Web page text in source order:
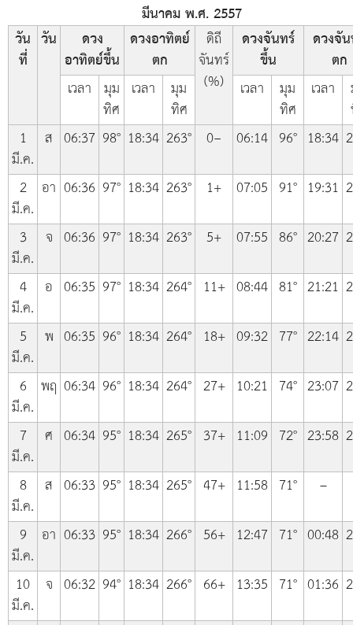
มีนาคม พ.ศ. 2557
วัน
ที่
วัน ดวง
อาทิตย์ขึ้น
ดวงอาทิตย์
ตก
ดิถี
จันทร์
(%)
ดวงจันทร์
ขึ้น
ดวงจั
ตก
เวลา มุม
ทิศ
เวลา มุม
ทิศ
เวลา มุม
ทิศ
เวลา
1
มี.ค.
ส 06:37 98° 18:34 263° 0− 06:14 96° 18:34
2
มี.ค.
อา 06:36 97° 18:34 263° 1+ 07:05 91° 19:31
3
มี.ค.
จ 06:36 97° 18:34 263° 5+ 07:55 86° 20:27
4
มี.ค.
อ 06:35 97° 18:34 264° 11+ 08:44 81° 21:21
5
มี.ค.
พ 06:35 96° 18:34 264° 18+ 09:32 77° 22:14
6
มี.ค.
พฤ 06:34 96° 18:34 264° 27+ 10:21 74° 23:07
7
มี.ค.
ศ 06:34 95° 18:34 265° 37+ 11:09 72° 23:58
8
มี.ค.
ส 06:33 95° 18:34 265° 47+ 11:58 71°
–
9
มี.ค.
อา 06:33 95° 18:34 266° 56+ 12:47 71° 00:48
10
มี.ค.
จ 06:32 94° 18:34 266° 66+ 13:35 71° 01:36